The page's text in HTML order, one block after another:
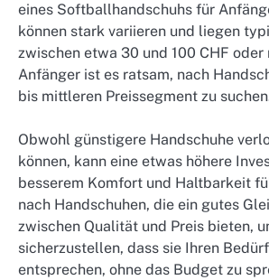
eines Softballhandschuhs für
können stark variieren und liegen
zwischen etwa 30 und 100 CHF oder
Anfänger ist es ratsam, nach
bis mittleren Preissegment zu
Obwohl günstigere Handschuhe
können, kann eine etwas höhere
besserem Komfort und Haltbarkeit
nach Handschuhen, die ein gutes
zwischen Qualität und Preis bieten,
sicherzustellen, dass sie Ihren
entsprechen, ohne das Budget zu